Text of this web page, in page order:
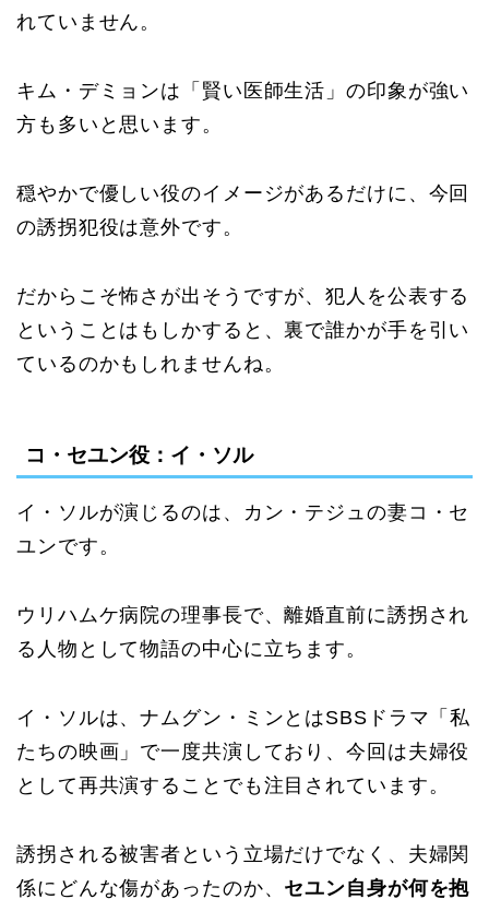
れていません。
キム・デミョンは「賢い医師生活」の印象が強い
方も多いと思います。
穏やかで優しい役のイメージがあるだけに、今回
の誘拐犯役は意外です。
だからこそ怖さが出そうですが、犯人を公表する
ということはもしかすると、裏で誰かが手を引い
ているのかもしれませんね。
コ・セユン役：イ・ソル
イ・ソルが演じるのは、カン・テジュの妻コ・セ
ユンです。
ウリハムケ病院の理事長で、離婚直前に誘拐され
る人物として物語の中心に立ちます。
イ・ソルは、ナムグン・ミンとはSBSドラマ「私
たちの映画」で一度共演しており、今回は夫婦役
として再共演することでも注目されています。
誘拐される被害者という立場だけでなく、夫婦関
係にどんな傷があったのか、 セユン自身が何を抱